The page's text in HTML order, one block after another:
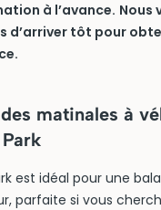
à l’avance. Nous
d’arriver tôt pour
matinales à
est idéal pour une
parfaite si vous